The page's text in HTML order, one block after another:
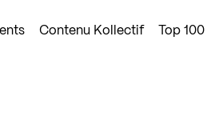
Contenu Kollectif Top 100